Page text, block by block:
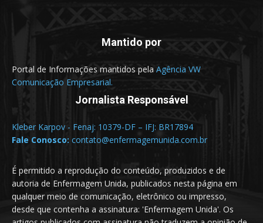
Mantido por
Portal de Informações mantidos pela Agência VW
Comunicação Empresarial.
Jornalista Responsável
Kleber Karpov - Fenaj: 10379-DF – IFJ: BR17894
Fale Conosco: contato@enfermagemunida.com.br
É permitido a reprodução do conteúdo, produzidos e de
autoria de Enfermagem Unida, publicados nesta página em
qualquer meio de comunicação, eletrônico ou impresso,
desde que contenha a assinatura: 'Enfermagem Unida'. Os